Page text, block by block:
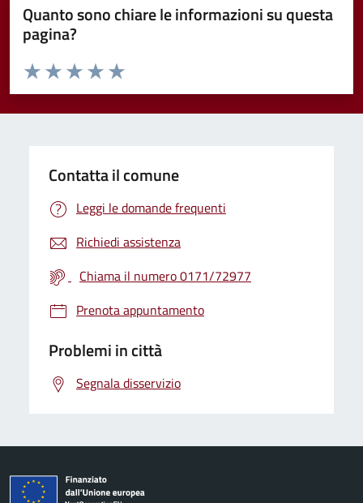
Quanto sono chiare le informazioni su questa
pagina?
Valuta da 1 a 5 stelle la pagina
Valuta 5 stelle su 5
Valuta 4 stelle su 5
Valuta 3 stelle su 5
Valuta 2 stelle su 5
Valuta 1 stelle su 5
Contatta il comune
Leggi le domande frequenti
Richiedi assistenza
Chiama il numero 0171/72977
Prenota appuntamento
Problemi in città
Segnala disservizio